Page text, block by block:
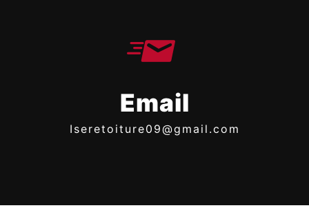
Email
iseretoiture09@gmail.com